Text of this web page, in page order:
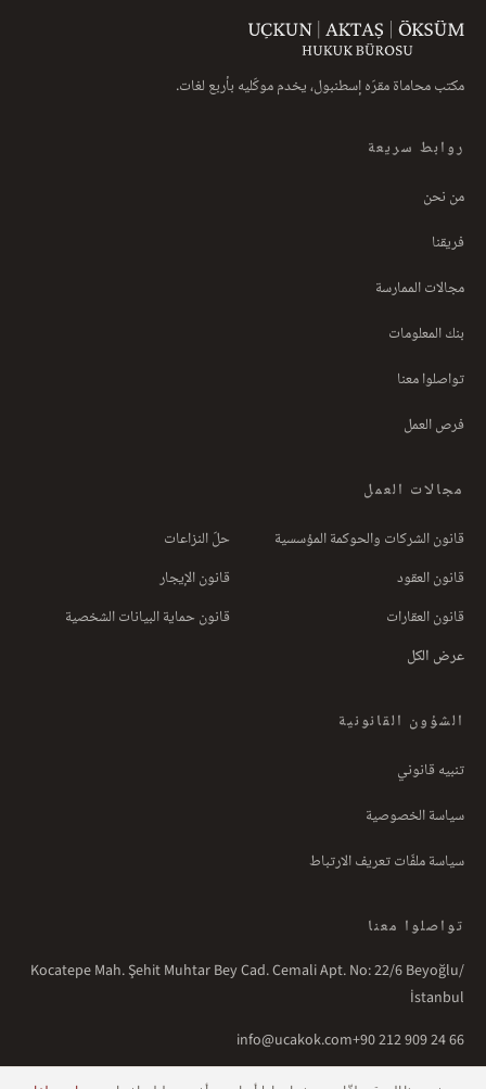
مكتب محاماة مقرّه إسطنبول، يخدم موكّليه بأربع لغات.
روابط سريعة
من نحن
فريقنا
مجالات الممارسة
بنك المعلومات
تواصلوا معنا
فرص العمل
مجالات العمل
قانون الشركات والحوكمة المؤسسية
حلّ النزاعات
قانون العقود
قانون الإيجار
قانون العقارات
قانون حماية البيانات الشخصية
عرض الكل
الشؤون القانونية
تنبيه قانوني
سياسة الخصوصية
سياسة ملفّات تعريف الارتباط
تواصلوا معنا
Kocatepe Mah. Şehit Muhtar Bey Cad. Cemali Apt. No: 22/6 Beyoğlu/
İstanbul
+90 212 909 24 66
info@ucakok.com